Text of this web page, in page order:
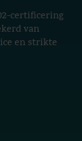
CONTACT OP
certificering
van
en strikte